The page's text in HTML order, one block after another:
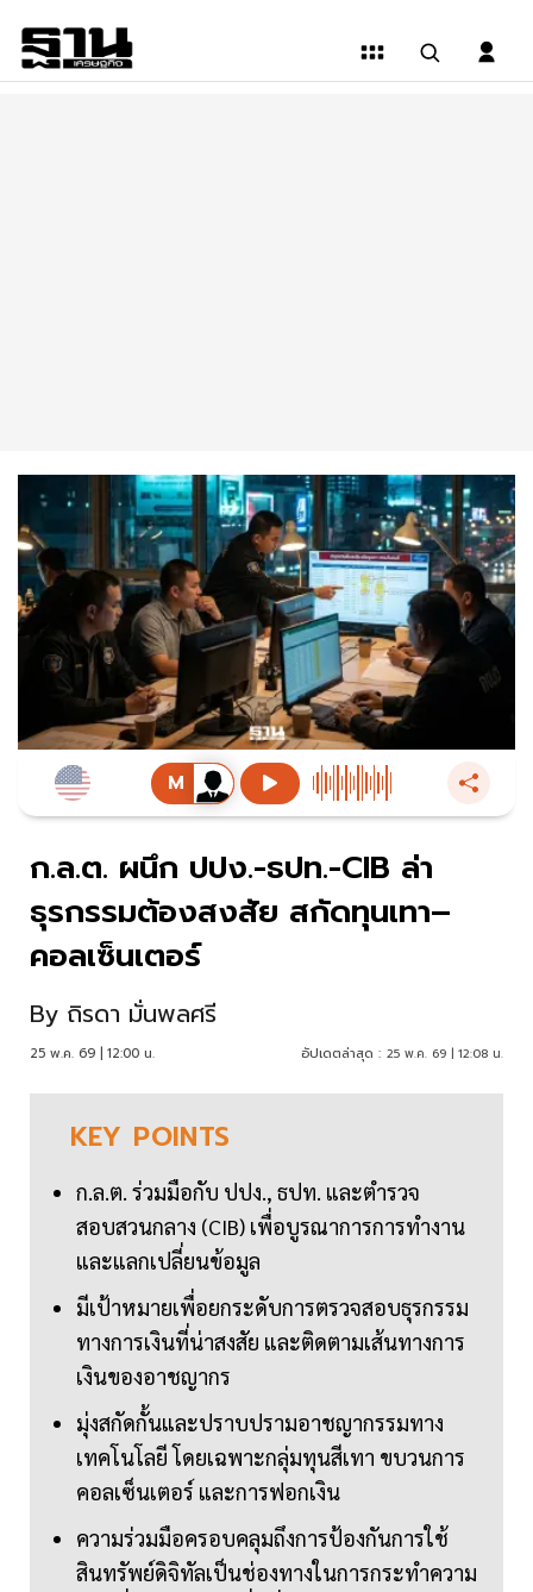
ก.ล.ต. ผนึก ปปง.-ธปท.-CIB ล่า
ธุรกรรมต้องสงสัย สกัดทุนเทา–
คอลเซ็นเตอร์
By ถิรดา มั่นพลศรี
25 พ.ค. 69 | 12:00 น. อัปเดตล่าสุด : 25 พ.ค. 69 | 12:08 น.
KEY POINTS
ก.ล.ต. ร่วมมือกับ ปปง., ธปท. และตำรวจ
สอบสวนกลาง (CIB) เพื่อบูรณาการการทำงาน
และแลกเปลี่ยนข้อมูล
มีเป้าหมายเพื่อยกระดับการตรวจสอบธุรกรรม
ทางการเงินที่น่าสงสัย และติดตามเส้นทางการ
เงินของอาชญากร
มุ่งสกัดกั้นและปราบปรามอาชญากรรมทาง
เทคโนโลยี โดยเฉพาะกลุ่มทุนสีเทา ขบวนการ
คอลเซ็นเตอร์ และการฟอกเงิน
ความร่วมมือครอบคลุมถึงการป้องกันการใช้
สินทรัพย์ดิจิทัลเป็นช่องทางในการกระทำความ